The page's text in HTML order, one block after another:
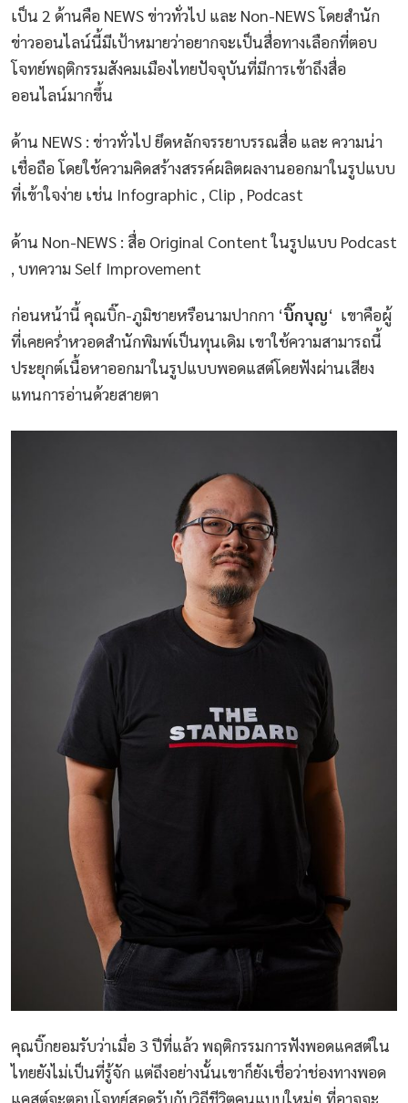
เป็น 2 ด้านคือ NEWS ข่าวทั่วไป และ Non-NEWS โดยสำนัก
ข่าวออนไลน์นี้มีเป้าหมายว่าอยากจะเป็นสื่อทางเลือกที่ตอบ
โจทย์พฤติกรรมสังคมเมืองไทยปัจจุบันที่มีการเข้าถึงสื่อ
ออนไลน์มากขึ้น
ด้าน NEWS : ข่าวทั่วไป ยึดหลักจรรยาบรรณสื่อ และ ความน่า
เชื่อถือ โดยใช้ความคิดสร้างสรรค์ผลิตผลงานออกมาในรูปแบบ
ที่เข้าใจง่าย เช่น Infographic , Clip , Podcast
ด้าน Non-NEWS : สื่อ Original Content ในรูปแบบ Podcast
, บทความ Self Improvement
ก่อนหน้านี้ คุณบิ๊ก-ภูมิชายหรือนามปากกา ‘บิ๊กบุญ‘ เขาคือผู้
ที่เคยคร่ำหวอดสำนักพิมพ์เป็นทุนเดิม เขาใช้ความสามารถนี้
ประยุกต์เนื้อหาออกมาในรูปแบบพอดแสต์โดยฟังผ่านเสียง
แทนการอ่านด้วยสายตา
คุณบิ๊กยอมรับว่าเมื่อ 3 ปีที่แล้ว พฤติกรรมการฟังพอดแคสต์ใน
ไทยยังไม่เป็นที่รู้จัก แต่ถึงอย่างนั้นเขาก็ยังเชื่อว่าช่องทางพอด
แคสต์จะตอบโจทย์สอดรับกับวิถีชีวิตคนแบบใหม่ๆ ที่อาจจะ